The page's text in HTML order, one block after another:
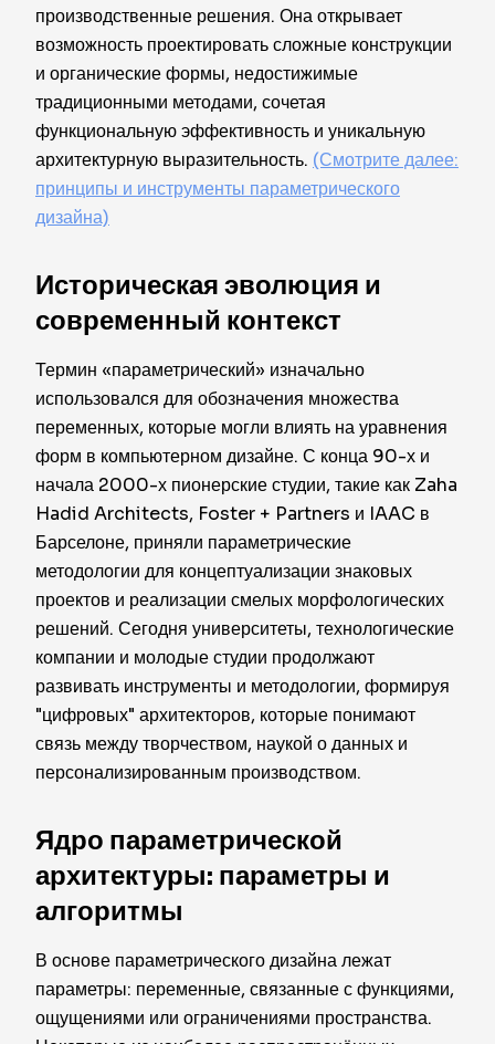
производственные решения. Она открывает
возможность проектировать сложные конструкции
и органические формы, недостижимые
традиционными методами, сочетая
функциональную эффективность и уникальную
архитектурную выразительность. (Смотрите далее:
принципы и инструменты параметрического
дизайна)
Историческая эволюция и
современный контекст
Термин «параметрический» изначально
использовался для обозначения множества
переменных, которые могли влиять на уравнения
форм в компьютерном дизайне. С конца 90-х и
начала 2000-х пионерские студии, такие как Zaha
Hadid Architects, Foster + Partners и IAAC в
Барселоне, приняли параметрические
методологии для концептуализации знаковых
проектов и реализации смелых морфологических
решений. Сегодня университеты, технологические
компании и молодые студии продолжают
развивать инструменты и методологии, формируя
"цифровых" архитекторов, которые понимают
связь между творчеством, наукой о данных и
персонализированным производством.
Ядро параметрической
архитектуры: параметры и
алгоритмы
В основе параметрического дизайна лежат
параметры: переменные, связанные с функциями,
ощущениями или ограничениями пространства.